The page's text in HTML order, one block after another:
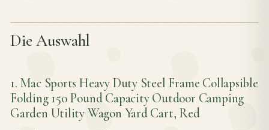
Die Auswahl
1. Mac Sports Heavy Duty Steel Frame Collapsible
Folding 150 Pound Capacity Outdoor Camping
Garden Utility Wagon Yard Cart, Red